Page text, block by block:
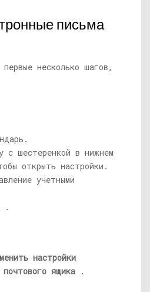
письма
несколько шагов,
с шестеренкой в ​​нижнем
открыть настройки.
учетными
.
настройки
почтового ящика .